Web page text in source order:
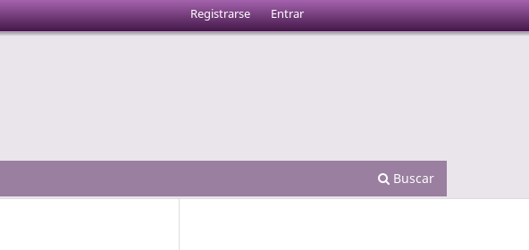
Buscar
Registrarse Entrar